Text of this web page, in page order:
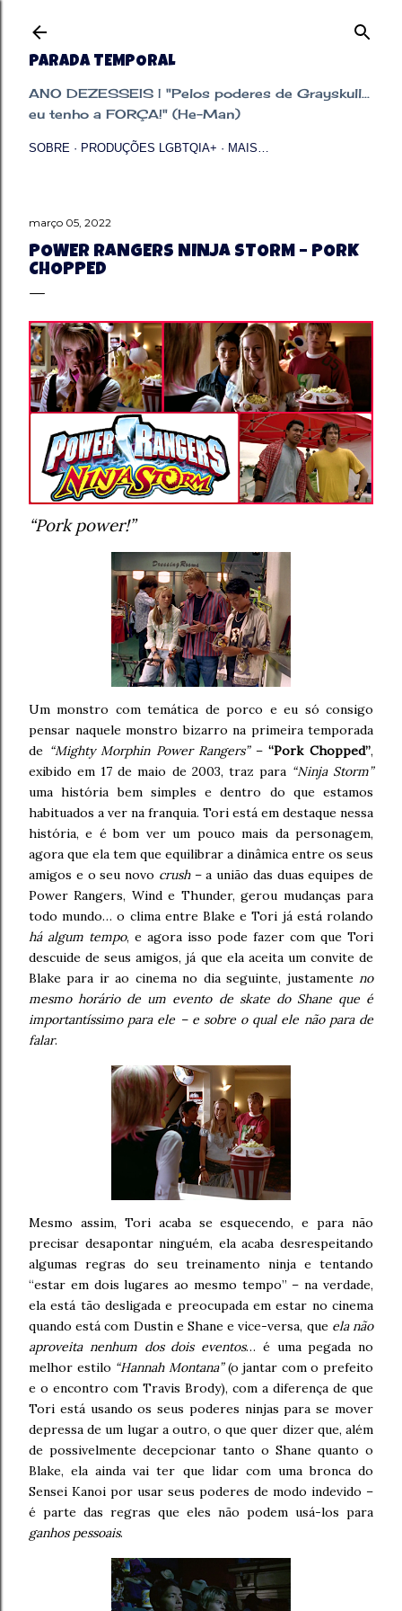
PARADA TEMPORAL
ANO DEZESSEIS | "Pelos poderes de Grayskull...
eu tenho a FORÇA!" (He-Man)
SOBRE PRODUÇÕES LGBTQIA+ MAIS…
março 05, 2022
POWER RANGERS NINJA STORM – PORK
CHOPPED
“Pork power!”
Um monstro com temática de porco e eu só consigo
pensar naquele monstro bizarro na primeira temporada
de “Mighty Morphin Power Rangers”–“Pork Chopped”,
exibido em 17 de maio de 2003, traz para “Ninja Storm”
uma história bem simples e dentro do que estamos
habituados a ver na franquia. Tori está em destaque nessa
história, e é bom ver um pouco mais da personagem,
agora que ela tem que equilibrar a dinâmica entre os seus
amigos e o seu novo crush– a união das duas equipes de
Power Rangers, Wind e Thunder, gerou mudanças para
todo mundo… o clima entre Blake e Tori já está rolando
há algum tempo, e agora isso pode fazer com que Tori
descuide de seus amigos, já que ela aceita um convite de
Blake para ir ao cinema no dia seguinte, justamente no
mesmo horário de um evento de skate do Shane que é
importantíssimo para ele – e sobre o qual ele não para de
falar.
Mesmo assim, Tori acaba se esquecendo, e para não
precisar desapontar ninguém, ela acaba desrespeitando
algumas regras do seu treinamento ninja e tentando
“estar em dois lugares ao mesmo tempo” – na verdade,
ela está tão desligada e preocupada em estar no cinema
quando está com Dustin e Shane e vice-versa, que ela não
aproveita nenhum dos dois eventos… é uma pegada no
melhor estilo “Hannah Montana”(o jantar com o prefeito
e o encontro com Travis Brody), com a diferença de que
Tori está usando os seus poderes ninjas para se mover
depressa de um lugar a outro, o que quer dizer que, além
de possivelmente decepcionar tanto o Shane quanto o
Blake, ela ainda vai ter que lidar com uma bronca do
Sensei Kanoi por usar seus poderes de modo indevido –
é parte das regras que eles não podem usá-los para
ganhos pessoais.